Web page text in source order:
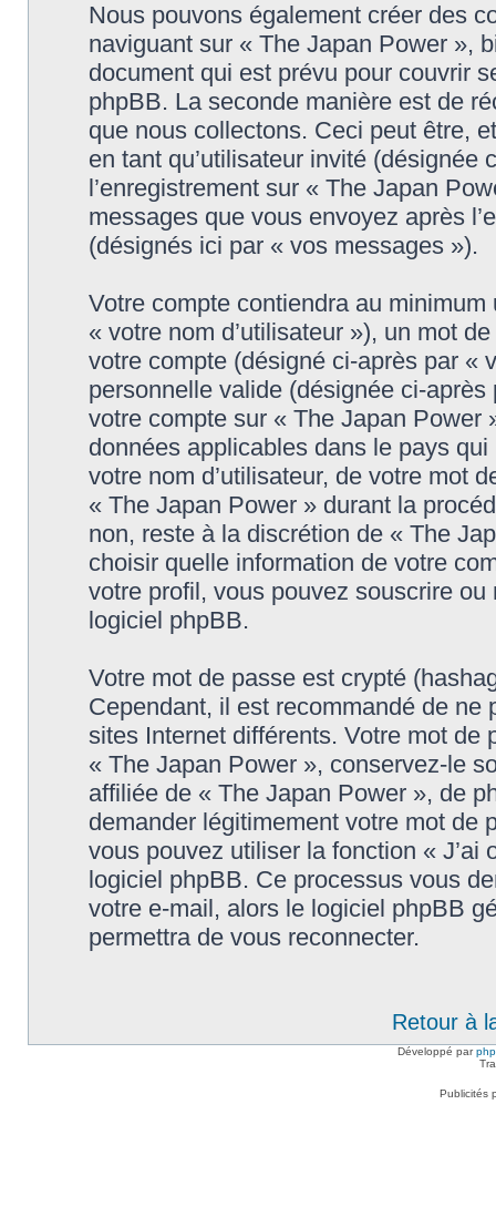
Nous pouvons également créer des
naviguant sur « The Japan Power »,
document qui est prévu pour couvrir
phpBB. La seconde manière est de
que nous collectons. Ceci peut être,
en tant qu’utilisateur invité
l’enregistrement sur « The Japan
messages que vous envoyez après
(désignés ici par « vos messages »).
Votre compte contiendra au
« votre nom d’utilisateur »), un mot
votre compte (désigné ci-après par «
personnelle valide (désignée ci-
votre compte sur « The Japan Power
données applicables dans le pays
votre nom d’utilisateur, de votre mot
« The Japan Power » durant la
non, reste à la discrétion de « The
choisir quelle information de votre
votre profil, vous pouvez souscrire ou
logiciel phpBB.
Votre mot de passe est crypté
Cependant, il est recommandé de
sites Internet différents. Votre mot de
« The Japan Power », conservez-le
affiliée de « The Japan Power », de
demander légitimement votre mot de
vous pouvez utiliser la fonction «
logiciel phpBB. Ce processus vous
votre e-mail, alors le logiciel phpBB
permettra de vous reconnecter.
Retour à
Développé par
Publicités